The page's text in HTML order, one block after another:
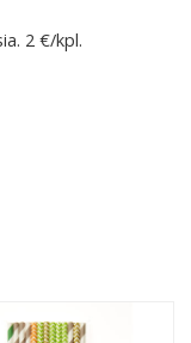
2 €/kpl.